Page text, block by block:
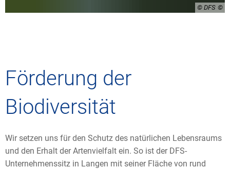
© DFS
Förderung der
Biodiversität
Wir setzen uns für den Schutz des natürlichen Lebensraums
und den Erhalt der Artenvielfalt ein. So ist der DFS-
Unternehmenssitz in Langen mit seiner Fläche von rund